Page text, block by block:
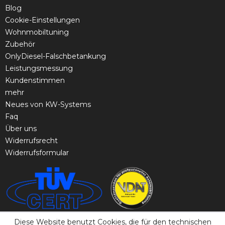
Blog
Cookie-Einstellungen
Wohnmobiltuning
Zubehör
OnlyDiesel-Falschbetankung
Leistungsmessung
Kundenstimmen
mehr
Neues von KW-Systems
Faq
Über uns
Widerrufsrecht
Widerrufsformular
Diese Website benutzt Cookies, die für den technischen